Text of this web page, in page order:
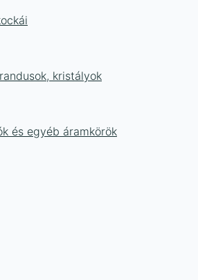
kristályok
és egyéb áramkörök